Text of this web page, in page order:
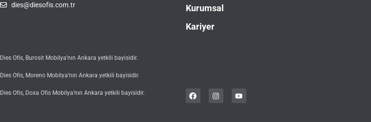
dies@diesofis.com.tr
Dies Ofis, Burosit Mobilya’nın Ankara yetkili bayisidir.
Dies Ofis, Moreno Mobilya’nın Ankara yetkili bayisidir.
Dies Ofis, Doxa Ofis Mobilya’nın Ankara yetkili bayisidir.
Kurumsal
Kariyer